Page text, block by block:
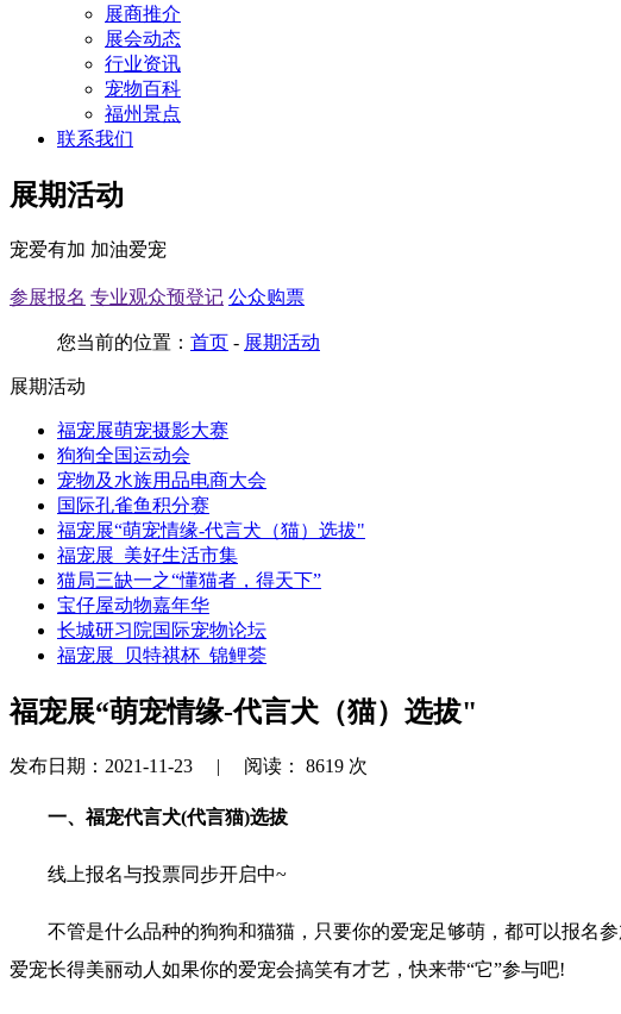
展商推介
展会动态
行业资讯
宠物百科
福州景点
联系我们
展期活动
宠爱有加 加油爱宠
参展报名 专业观众预登记 公众购票
您当前的位置： 首页 - 展期活动
展期活动
福宠展萌宠摄影大赛
狗狗全国运动会
宠物及水族用品电商大会
国际孔雀鱼积分赛
福宠展“萌宠情缘-代言犬（猫）选拔"
福宠展_美好生活市集
猫局三缺一之“懂猫者，得天下”
宝仔屋动物嘉年华
长城研习院国际宠物论坛
福宠展_贝特祺杯_锦鲤荟
福宠展“萌宠情缘-代言犬（猫）选拔"
发布日期：2021-11-23 | 阅读： 8619 次
一、福宠代言犬(代言猫)选拔
线上报名与投票同步开启中~
不管是什么品种的狗狗和猫猫，只要你的爱宠足够萌，都可以报名参
爱宠长得美丽动人如果你的爱宠会搞笑有才艺，快来带“它”参与吧!